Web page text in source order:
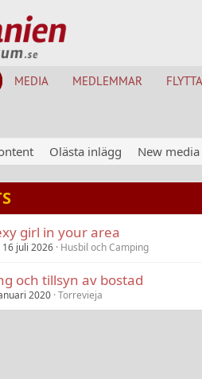
MEDIA MEDLEMMAR
Olästa inlägg New media
girl in your area
16 juli 2026 Husbil och Camping
och tillsyn av bostad
2020 Torrevieja